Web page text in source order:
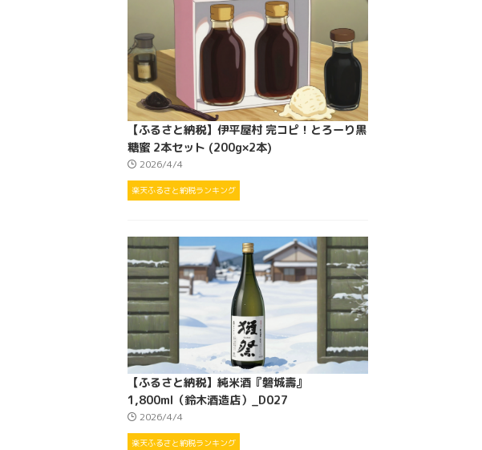
【ふるさと納税】伊平屋村 完コピ！とろーり黒
糖蜜 2本セット (200g×2本)
2026/4/4
楽天ふるさと納税ランキング
【ふるさと納税】純米酒『磐城壽』
1,800ml（鈴木酒造店）_D027
2026/4/4
楽天ふるさと納税ランキング